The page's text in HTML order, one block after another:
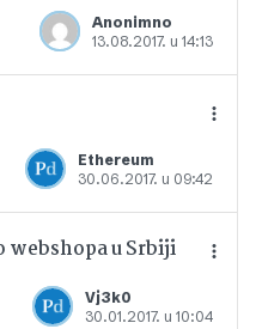
Anonimno
13.08.2017. u 14:13
Dodajte u favorite
Ethereum
30.06.2017. u 09:42
Dodajte u favorite
webshopa u Srbiji
Vj3k0
30.01.2017. u 10:04
Dodajte u favorite